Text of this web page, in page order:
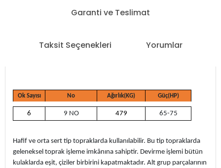
Garanti ve Teslimat
Taksit Seçenekleri Yorumlar
Ok Sayısı No Ağırlık(KG) Güç(HP)
6 9 NO 479 65-75
Hafif ve orta sert tip topraklarda kullanılabilir. Bu tip topraklarda
geleneksel toprak işleme imkânına sahiptir. Devirme işlemi bütün
kulaklarda eşit, çiziler birbirini kapatmaktadır. Alt grup parçalarının